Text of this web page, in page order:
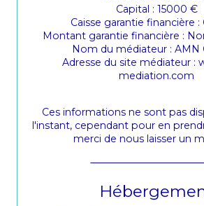
Capital : 15000 €
Caisse garantie financière :
Montant garantie financière :
Nom du médiateur : AMN
Adresse du site médiateur :
mediation.com
Ces informations ne sont pas
l'instant, cependant pour en
merci de nous laisser un